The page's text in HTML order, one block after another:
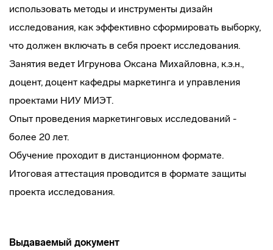
использовать методы и инструменты дизайн
исследования, как эффективно сформировать выборку,
что должен включать в себя проект исследования.
Занятия ведет Игрунова Оксана Михайловна, к.э.н.,
доцент, доцент кафедры маркетинга и управления
проектами НИУ МИЭТ.
Опыт проведения маркетинговых исследований -
более 20 лет.
Обучение проходит в дистанционном формате.
Итоговая аттестация проводится в формате защиты
проекта исследования.
Выдаваемый документ